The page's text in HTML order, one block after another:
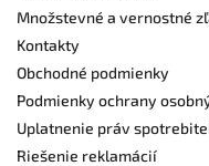
Množstevné a vernostné
Kontakty
Obchodné podmienky
Podmienky ochrany
Uplatnenie práv
Riešenie reklamácií